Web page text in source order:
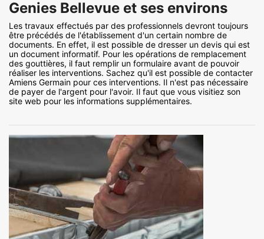
Genies Bellevue et ses environs
Les travaux effectués par des professionnels devront toujours
être précédés de l'établissement d'un certain nombre de
documents. En effet, il est possible de dresser un devis qui est
un document informatif. Pour les opérations de remplacement
des gouttières, il faut remplir un formulaire avant de pouvoir
réaliser les interventions. Sachez qu'il est possible de contacter
Amiens Germain pour ces interventions. Il n'est pas nécessaire
de payer de l'argent pour l'avoir. Il faut que vous visitiez son
site web pour les informations supplémentaires.